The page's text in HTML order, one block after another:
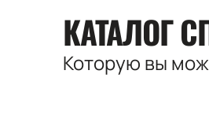
КАТАЛОГ
Которую вы